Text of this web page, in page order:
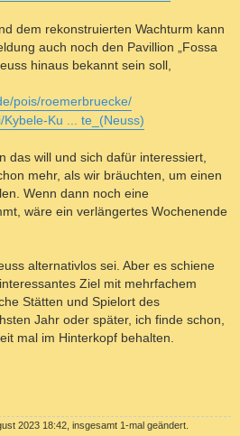
dem rekonstruierten Wachturm kann
auch noch den Pavillion „Fossa
hinaus bekannt sein soll,
pois/roemerbruecke/
Ku ... te_(Neuss)
das will und sich dafür interessiert,
mehr, als wir bräuchten, um einen
Wenn dann noch eine
wäre ein verlängertes Wochenende
alternativlos sei. Aber es schiene
Ziel mit mehrfachem
Stätten und Spielort des
Jahr oder später, ich finde schon,
mal im Hinterkopf behalten.
2023 18:42, insgesamt 1-mal geändert.